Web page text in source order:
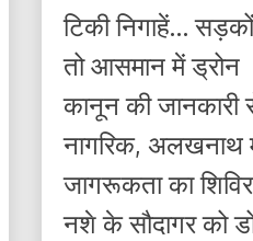
टिकी निगाहें…
तो आसमान में ड्रोन
कानून की
नागरिक, अलखनाथ
जागरूकता का शिविर
नशे के सौदागर को